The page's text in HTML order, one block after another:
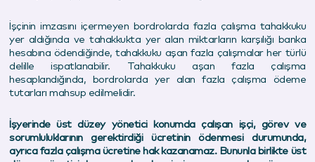
İşçinin imzasını içermeyen bordrolarda fazla çalışma tahakkuku
yer aldığında ve tahakkukta yer alan miktarların karşılığı banka
hesabına ödendiğinde, tahakkuku aşan fazla çalışmalar her türlü
delille ispatlanabilir. Tahakkuku aşan fazla çalışma
hesaplandığında, bordrolarda yer alan fazla çalışma ödeme
tutarları mahsup edilmelidir.
İşyerinde üst düzey yönetici konumda çalışan işçi, görev ve
sorumluluklarının gerektirdiği ücretinin ödenmesi durumunda,
ayrıca fazla çalışma ücretine hak kazanamaz. Bununla birlikte üst